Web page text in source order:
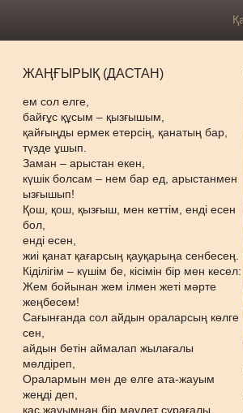
ЖАҢҒЫРЫҚ (ДАСТАН)
ем сол елге,
байғұс құсым – қызғышым,
қайғыңды ермек етерсің, қанатың бар,
түзде ұшып.
Заман – арыстан екен,
күшік болсам – нем бар ед, арыстанмен
ызғышып!
Қош, қош, қызғыш, мен кеттім, енді есен
бол,
енді есен,
жиі қанат қағарсың қауқарыңа сенбесең.
Кіділігім – күшім бе, кісімін бір мен кесел:
Жем бойынан жем ілмен жеті мәрте
жеңбесем!
Сағынғанда сол айдын ораларсың көлге
сен,
айдын бетін аймалап жылағалы
мөлдіреп,
Оралармын мен де елге ата-жауым
жеңді деп,
қас жауымнан бір мәулет сұрағалы